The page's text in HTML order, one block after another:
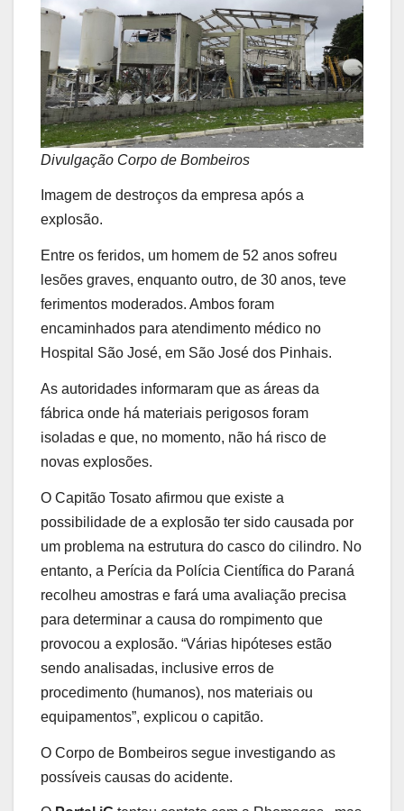
Divulgação Corpo de Bombeiros
Imagem de destroços da empresa após a
explosão.
Entre os feridos, um homem de 52 anos sofreu
lesões graves, enquanto outro, de 30 anos, teve
ferimentos moderados. Ambos foram
encaminhados para atendimento médico no
Hospital São José, em São José dos Pinhais.
As autoridades informaram que as áreas da
fábrica onde há materiais perigosos foram
isoladas e que, no momento, não há risco de
novas explosões.
O Capitão Tosato afirmou que existe a
possibilidade de a explosão ter sido causada por
um problema na estrutura do casco do cilindro. No
entanto, a Perícia da Polícia Científica do Paraná
recolheu amostras e fará uma avaliação precisa
para determinar a causa do rompimento que
provocou a explosão. “Várias hipóteses estão
sendo analisadas, inclusive erros de
procedimento (humanos), nos materiais ou
equipamentos”, explicou o capitão.
O Corpo de Bombeiros segue investigando as
possíveis causas do acidente.